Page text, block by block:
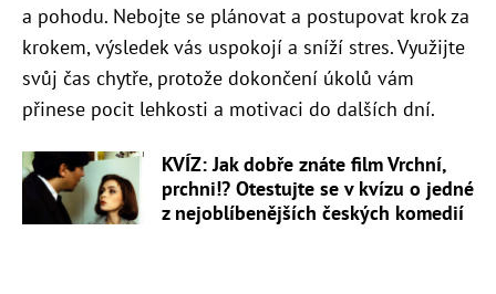
a pohodu. Nebojte se plánovat a postupovat krok za
krokem, výsledek vás uspokojí a sníží stres. Využijte
svůj čas chytře, protože dokončení úkolů vám
přinese pocit lehkosti a motivaci do dalších dní.
KVÍZ: Jak dobře znáte film Vrchní,
prchni!? Otestujte se v kvízu o jedné
z nejoblíbenějších českých komedií